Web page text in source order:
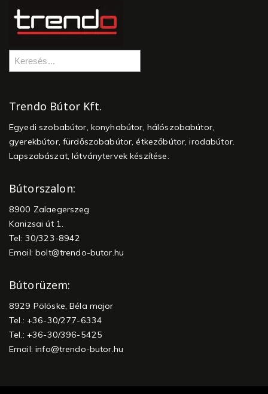
Trendo Bútor Kft.
Egyedi szobabútor, konyhabútor, hálószobabútor,
gyerekbútor, fürdőszobabútor, étkezőbútor, irodabútor.
Lapszabászat, látványtervek készítése.
Bútorszalon:
8900 Zalaegerszeg
Kanizsai út 1.
Tel: 30/323-8942
Email:bolt@trendo-butor.hu
Bútorüzem:
8929 Pölöske, Béla major
Tel.: +36-30/277-6334
Tel.: +36-30/396-5425
Email:info@trendo-butor.hu